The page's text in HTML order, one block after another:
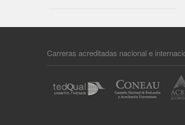
Carreras acreditadas nacional e